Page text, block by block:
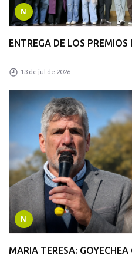
N
ENTREGA DE LOS PREMIOS
13 de jul de 2026
N
MARIA TERESA: